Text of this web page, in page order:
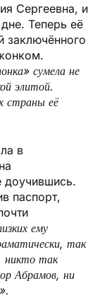
Сергеевна, и
Теперь её
заключённого
сумела не
элитой.
страны её
в
доучившись.
паспорт,
ему
так
никто так
Абрамов, ни